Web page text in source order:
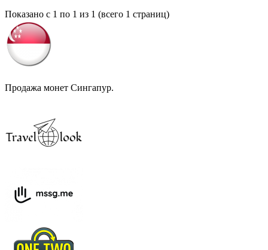
Показано с 1 по 1 из 1 (всего 1 страниц)
Продажа монет Сингапур.